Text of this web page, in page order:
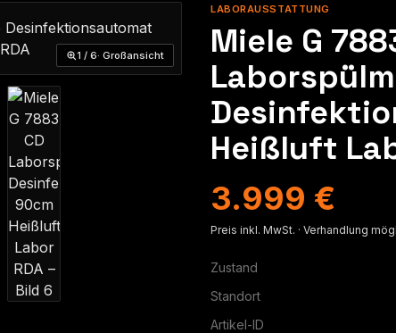
1 / 6· Großansicht
LABORAUSSTATTUNG
Miele G
Heißluft
3.999 €
Preis inkl. MwSt. · Verhandlung
Zustand
Standort
Artikel-ID